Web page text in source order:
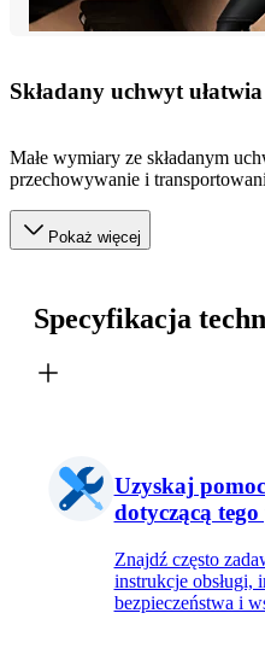
Składany uchwyt
Małe wymiary ze składanym
przechowywanie i
Pokaż więcej
Specyfikacja
Uzyskaj
dotyczącą
Znajdź często
instrukcje obsługi,
bezpieczeństwa i